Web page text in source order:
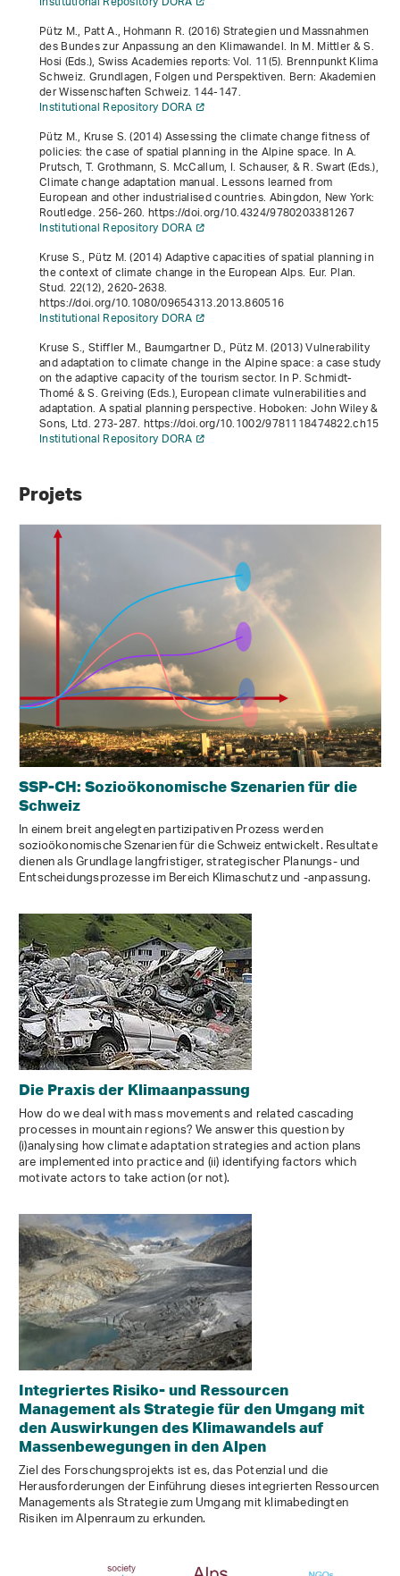
Pütz M., Patt A., Hohmann R. (2016) Strategien und Massnahmen
des Bundes zur Anpassung an den Klimawandel. In M. Mittler & S.
Hosi (Eds.),Swiss Academies reports: Vol. 11(5). Brennpunkt Klima
Schweiz. Grundlagen, Folgen und Perspektiven. Bern: Akademien
der Wissenschaften Schweiz. 144-147.
Institutional Repository DORA
Pütz M., Kruse S. (2014) Assessing the climate change fitness of
policies: the case of spatial planning in the Alpine space. In A.
Prutsch, T. Grothmann, S. McCallum, I. Schauser, & R. Swart (Eds.),
Climate change adaptation manual. Lessons learned from
European and other industrialised countries. Abingdon, New York:
Routledge. 256-260. https://doi.org/10.4324/9780203381267
Institutional Repository DORA
Kruse S., Pütz M. (2014) Adaptive capacities of spatial planning in
the context of climate change in the European Alps. Eur. Plan.
Stud.22(12), 2620-2638.
https://doi.org/10.1080/09654313.2013.860516
Institutional Repository DORA
Kruse S., Stiffler M., Baumgartner D., Pütz M. (2013) Vulnerability
and adaptation to climate change in the Alpine space: a case study
on the adaptive capacity of the tourism sector. In P. Schmidt-
Thomé & S. Greiving (Eds.),European climate vulnerabilities and
adaptation. A spatial planning perspective. Hoboken: John Wiley &
Sons, Ltd. 273-287. https://doi.org/10.1002/9781118474822.ch15
Institutional Repository DORA
Projets
SSP-CH: Sozioökonomische Szenarien für die
Schweiz
In einem breit angelegten partizipativen Prozess werden
sozioökonomische Szenarien für die Schweiz entwickelt. Resultate
dienen als Grundlage langfristiger, strategischer Planungs- und
Entscheidungsprozesse im Bereich Klimaschutz und -anpassung.
Die Praxis der Klimaanpassung
How do we deal with mass movements and related cascading
processes in mountain regions? We answer this question by
(i)analysing how climate adaptation strategies and action plans
are implemented into practice and (ii) identifying factors which
motivate actors to take action (or not).
Integriertes Risiko- und Ressourcen
Management als Strategie für den Umgang mit
den Auswirkungen des Klimawandels auf
Massenbewegungen in den Alpen
Ziel des Forschungsprojekts ist es, das Potenzial und die
Herausforderungen der Einführung dieses integrierten Ressourcen
Managements als Strategie zum Umgang mit klimabedingten
Risiken im Alpenraum zu erkunden.